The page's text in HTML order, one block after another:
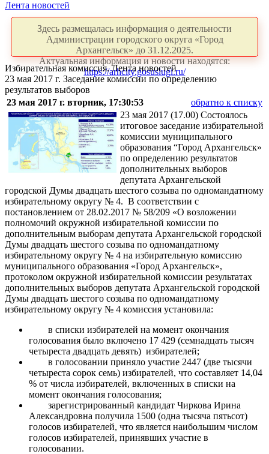
Лента новостей
Здесь размещалась информация о деятельности
Администрации городского округа «Город
Архангельск» до 31.12.2025.
Актуальная информация и новости находятся:
https://arhcity.gosuslugi.ru/
Избирательная комиссия. Лента новостей
23 мая 2017 г. Заседание комиссии по определению
результатов выборов
23 мая 2017 г. вторник, 17:30:53
обратно к списку
23 мая 2017 (17.00) Состоялось
итоговое заседание избирательной
комиссии муниципального
образования “Город Архангельск»
по определению результатов
дополнительных выборов
депутата Архангельской
городской Думы двадцать шестого созыва по одномандатному
избирательному округу № 4. В соответствии с
постановлением от 28.02.2017 № 58/209 «О возложении
полномочий окружной избирательной комиссии по
дополнительным выборам депутата Архангельской городской
Думы двадцать шестого созыва по одномандатному
избирательному округу № 4 на избирательную комиссию
муниципального образования «Город Архангельск»,
протоколом окружной избирательной комиссии результатах
дополнительных выборов депутата Архангельской городской
Думы двадцать шестого созыва по одномандатному
избирательному округу № 4 комиссия установила:
в списки избирателей на момент окончания
голосования было включено 17 429 (семнадцать тысяч
четыреста двадцать девять) избирателей;
в голосовании приняло участие 2447 (две тысячи
четыреста сорок семь) избирателей, что составляет 14,04
% от числа избирателей, включенных в списки на
момент окончания голосования;
зарегистрированный кандидат Чиркова Ирина
Александровна получила 1500 (одна тысяча пятьсот)
голосов избирателей, что является наибольшим числом
голосов избирателей, принявших участие в
голосовании.